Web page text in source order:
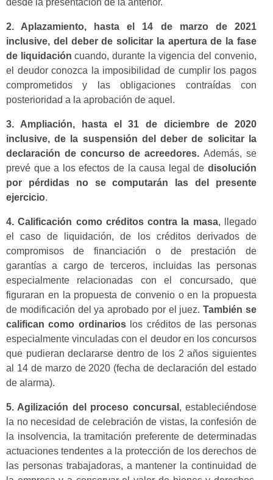
desde la presentación de la anterior.
2. Aplazamiento, hasta el 14 de marzo de 2021
inclusive, del deber de solicitar la apertura de la fase
de liquidación cuando, durante la vigencia del convenio,
el deudor conozca la imposibilidad de cumplir los pagos
comprometidos y las obligaciones contraídas con
posterioridad a la aprobación de aquel.
3. Ampliación, hasta el 31 de diciembre de 2020
inclusive, de la suspensión del deber de solicitar la
declaración de concurso de acreedores.Además, se
prevé que a los efectos de la causa legal de disolución
por pérdidas no se computarán las del presente
ejercicio.
4. Calificación como créditos contra la masa, llegado
el caso de liquidación, de los créditos derivados de
compromisos de financiación o de prestación de
garantías a cargo de terceros, incluidas las personas
especialmente relacionadas con el concursado, que
figuraran en la propuesta de convenio o en la propuesta
de modificación del ya aprobado por el juez.También se
califican como ordinarioslos créditos de las personas
especialmente vinculadas con el deudor en los concursos
que pudieran declararse dentro de los 2 años siguientes
al 14 de marzo de 2020 (fecha de declaración del estado
de alarma).
5. Agilización del proceso concursal , estableciéndose
la no necesidad de celebración de vistas, la confesión de
la insolvencia, la tramitación preferente de determinadas
actuaciones tendentes a la protección de los derechos de
las personas trabajadoras, a mantener la continuidad de